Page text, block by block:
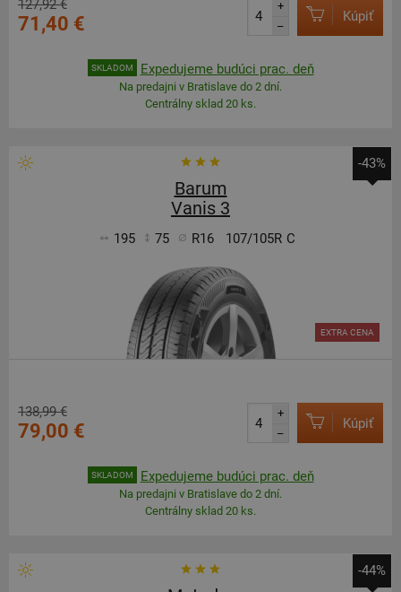
127,92 €
71,40 €
+
–
Kúpiť
SKLADOM Expedujeme budúci prac. deň
Na predajni v Bratislave do 2 dní.
Centrálny sklad 20 ks.
-43%
Barum
Vanis 3
195 75 R16 107/105R C
EXTRA CENA
138,99 €
79,00 €
+
–
Kúpiť
SKLADOM Expedujeme budúci prac. deň
Na predajni v Bratislave do 2 dní.
Centrálny sklad 20 ks.
-44%